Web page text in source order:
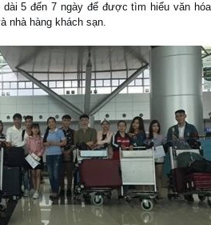
5 đến 7 ngày để được tìm hiểu văn
nhà hàng khách sạn.